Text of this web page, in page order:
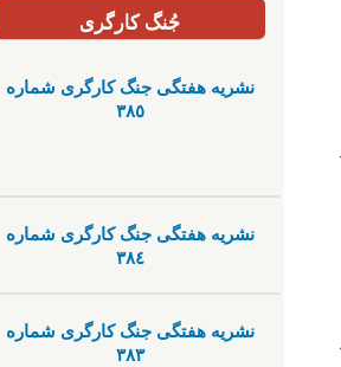
جُنگ کارگری
نشریە هفتگی جنگ کارگری شمارە
٣٨٥
نشریە هفتگی جنگ کارگری شمارە
٣٨٤
نشریە هفتگی جنگ کارگری شمارە
٣٨٣